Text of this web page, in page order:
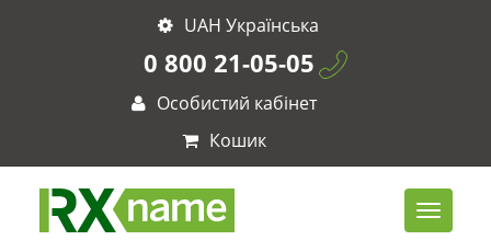
UAH Українська
0 800 21-05-05
Особистий кабінет
Кошик